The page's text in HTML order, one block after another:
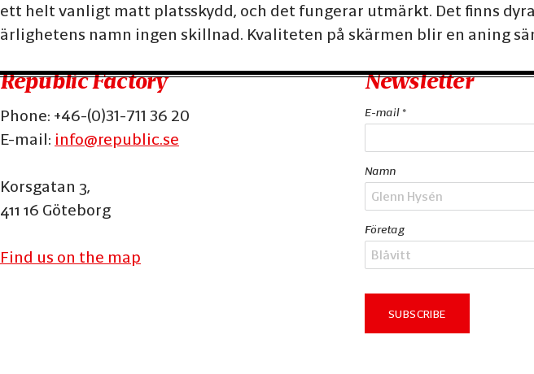
ett helt vanligt matt platsskydd, och det fungerar utmärkt. Det finns
ärlighetens namn ingen skillnad. Kvaliteten på skärmen blir en aning
Footer
Republic Factory
Phone: +46-(0)31-711 36 20
E-mail: info@republic.se
Korsgatan 3,
411 16 Göteborg
Find us on the map
Newsletter
E-mail *
Namn
Företag
Subscribe